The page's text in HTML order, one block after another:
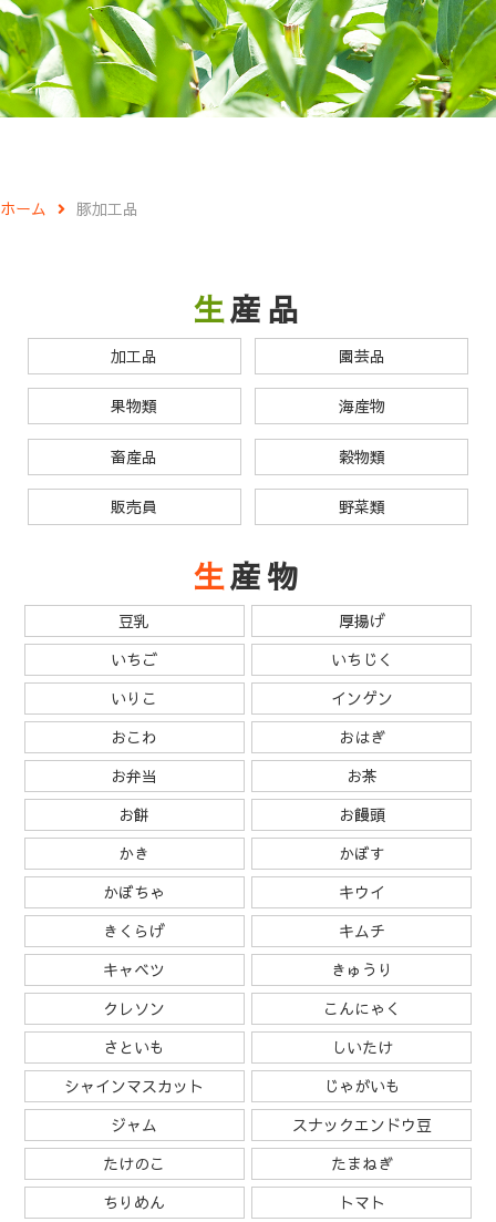
ホーム 豚加工品
生産品
加工品 園芸品
果物類 海産物
畜産品 穀物類
販売員 野菜類
生産物
豆乳
厚揚げ
いちご
いちじく
いりこ
インゲン
おこわ
おはぎ
お弁当
お茶
お餅
お饅頭
かき
かぼす
かぼちゃ
キウイ
きくらげ
キムチ
キャベツ
きゅうり
クレソン
こんにゃく
さといも
しいたけ
シャインマスカット
じゃがいも
ジャム
スナックエンドウ豆
たけのこ
たまねぎ
ちりめん
トマト